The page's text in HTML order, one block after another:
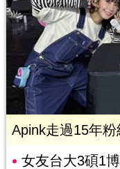
Apink走過15年
女友台大3碩1